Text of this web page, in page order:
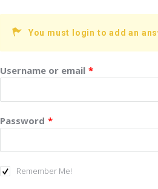
You must login to add an
Username or email *
Password *
Remember Me!